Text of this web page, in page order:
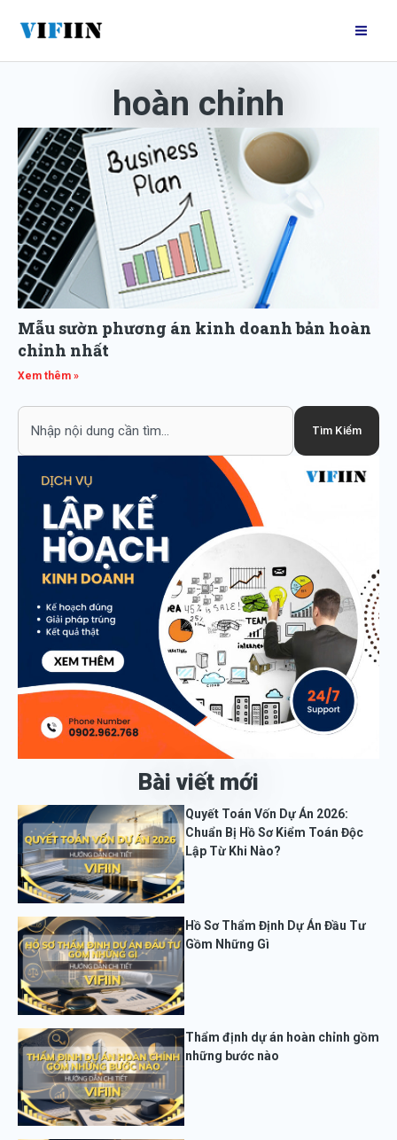
nội
hoàn chỉnh
Mẫu sườn phương án kinh doanh bản hoàn
chỉnh nhất
Xem thêm »
Tìm Kiếm
Bài viết mới
Quyết Toán Vốn Dự Án 2026:
Chuẩn Bị Hồ Sơ Kiểm Toán Độc
Lập Từ Khi Nào?
Hồ Sơ Thẩm Định Dự Án Đầu Tư
Gồm Những Gì
Thẩm định dự án hoàn chỉnh gồm
những bước nào